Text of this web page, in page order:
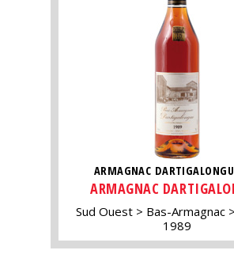
ARMAGNAC
ARMAGNAC
Sud Ouest Bas-Armagnac
1989